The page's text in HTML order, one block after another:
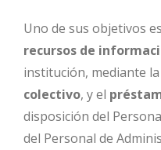
Uno de sus objetivos
recursos de
institución, mediante
colectivo, y el
disposición del
del Personal de